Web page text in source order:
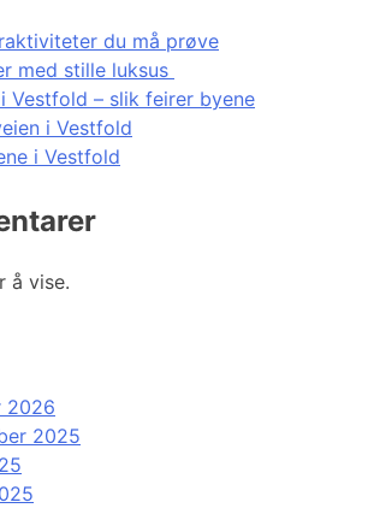
du må prøve
med stille luksus
i Vestfold – slik feirer byene
i Vestfold
i Vestfold
å vise.
2026
2025